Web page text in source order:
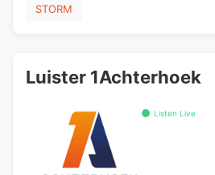
STORM
Luister 1Achterhoek
Listen Live